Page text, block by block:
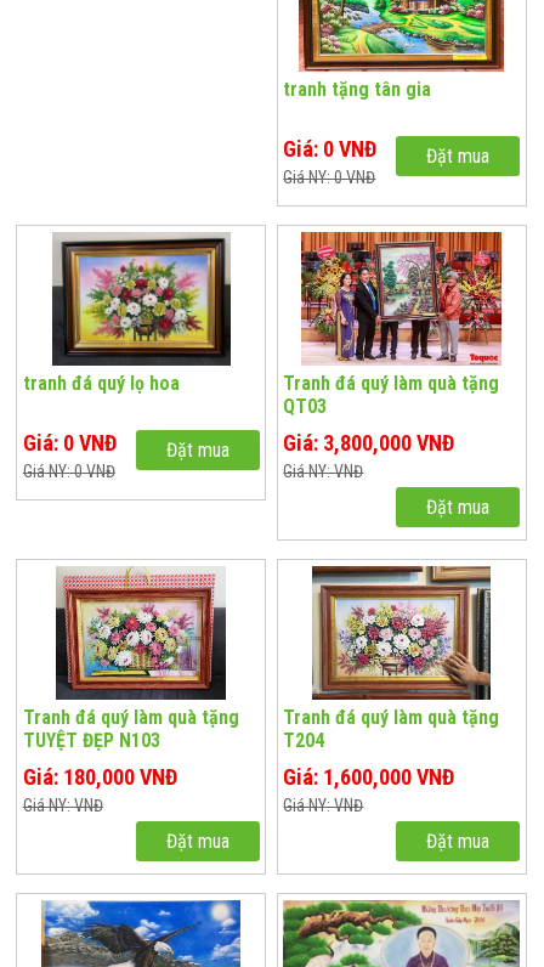
tranh tặng tân gia
Giá: 0 VNĐ
Giá NY: 0 VNĐ
Đặt mua
tranh đá quý lọ hoa
Giá: 0 VNĐ
Giá NY: 0 VNĐ
Đặt mua
Tranh đá quý làm quà tặng
QT03
Giá: 3,800,000 VNĐ
Giá NY: VNĐ
Đặt mua
Tranh đá quý làm quà tặng
TUYỆT ĐẸP N103
Giá: 180,000 VNĐ
Giá NY: VNĐ
Đặt mua
Tranh đá quý làm quà tặng
T204
Giá: 1,600,000 VNĐ
Giá NY: VNĐ
Đặt mua